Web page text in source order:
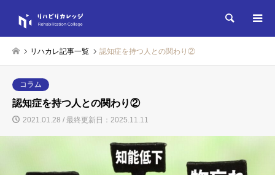
検索
リハカレ記事一覧 認知症を持つ人との関わり②
コラム
認知症を持つ人との関わり②
2021.01.28 / 最終更新日：2025.11.11